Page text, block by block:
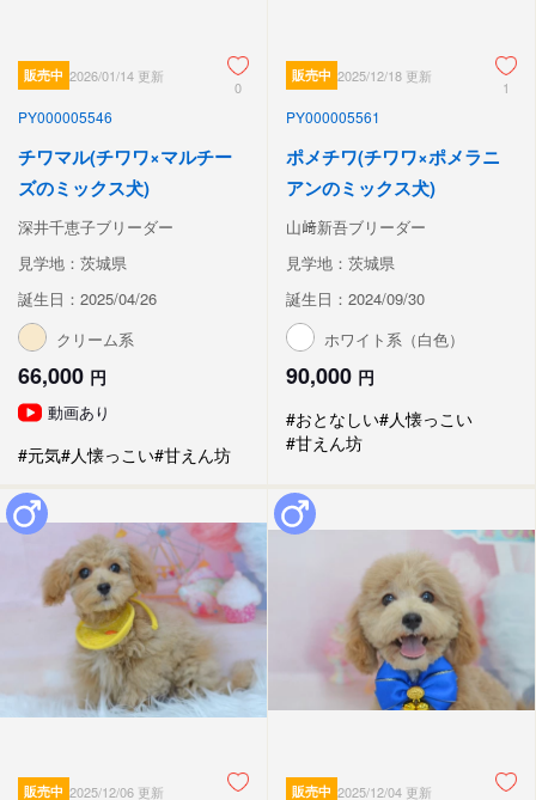
販売中 2026/01/14 更新
0
PY000005546
チワマル(チワワ×マルチー
ズのミックス犬)
深井千恵子ブリーダー
見学地：茨城県
誕生日：2025/04/26
クリーム系
66,000 円
動画あり
#元気#人懐っこい#甘えん坊
販売中 2025/12/18 更新
1
PY000005561
ポメチワ(チワワ×ポメラニ
アンのミックス犬)
山﨑新吾ブリーダー
見学地：茨城県
誕生日：2024/09/30
ホワイト系（白色）
90,000 円
#おとなしい#人懐っこい
#甘えん坊
販売中 2025/12/06 更新 販売中 2025/12/04 更新